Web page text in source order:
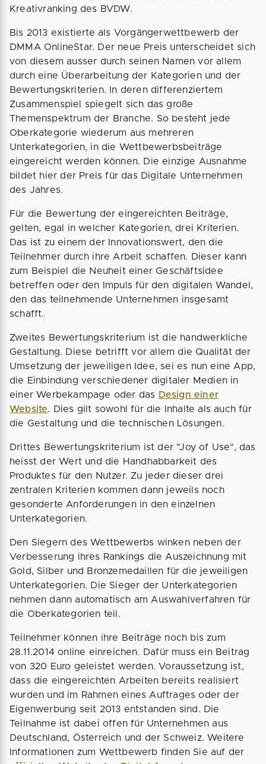
Kreativranking des BVDW.
Bis 2013 existierte als Vorgängerwettbewerb der
DMMA OnlineStar. Der neue Preis unterscheidet sich
von diesem ausser durch seinen Namen vor allem
durch eine Überarbeitung der Kategorien und der
Bewertungskriterien. In deren differenziertem
Zusammenspiel spiegelt sich das große
Themenspektrum der Branche. So besteht jede
Oberkategorie wiederum aus mehreren
Unterkategorien, in die Wettbewerbsbeiträge
eingereicht werden können. Die einzige Ausnahme
bildet hier der Preis für das Digitale Unternehmen
des Jahres.
Für die Bewertung der eingereichten Beiträge,
gelten, egal in welcher Kategorien, drei Kriterien.
Das ist zu einem der Innovationswert, den die
Teilnehmer durch ihre Arbeit schaffen. Dieser kann
zum Beispiel die Neuheit einer Geschäftsidee
betreffen oder den Impuls für den digitalen Wandel,
den das teilnehmende Unternehmen insgesamt
schafft.
Zweites Bewertungskriterium ist die handwerkliche
Gestaltung. Diese betrifft vor allem die Qualität der
Umsetzung der jeweiligen Idee, sei es nun eine App,
die Einbindung verschiedener digitaler Medien in
einer Werbekampage oder das
Design einer
Website. Dies gilt sowohl für die Inhalte als auch für
die Gestaltung und die technischen Lösungen.
Drittes Bewertungskriterium ist der "Joy of Use", das
heisst der Wert und die Handhabbarkeit des
Produktes für den Nutzer. Zu jeder dieser drei
zentralen Kriterien kommen dann jeweils noch
gesonderte Anforderungen in den einzelnen
Unterkategorien.
Den Siegern des Wettbewerbs winken neben der
Verbesserung ihres Rankings die Auszeichnung mit
Gold, Silber und Bronzemedaillen für die jeweiligen
Unterkategorien. Die Sieger der Unterkategorien
nehmen dann automatisch am Auswahlverfahren für
die Oberkategorien teil.
Teilnehmer können ihre Beiträge noch bis zum
28.11.2014 online einreichen. Dafür muss ein Beitrag
von 320 Euro geleistet werden. Voraussetzung ist,
dass die eingereichten Arbeiten bereits realisiert
wurden und im Rahmen eines Auftrages oder der
Eigenwerbung seit 2013 entstanden sind. Die
Teilnahme ist dabei offen für Unternehmen aus
Deutschland, Österreich und der Schweiz. Weitere
Informationen zum Wettbewerb finden Sie auf der